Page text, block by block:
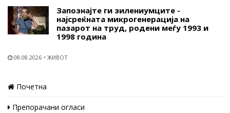
Запознајте ги зилениумците -
најсреќната микрогенерација на
пазарот на труд, родени меѓу 1993 и
1998 година
08.08.2026 ЖИВОТ
Почетна
Препорачани огласи